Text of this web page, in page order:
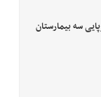
سه بیمارستان